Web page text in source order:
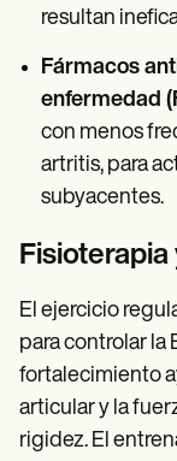
resultan
Fármacos
enfermedad
con menos
artritis, para
subyacentes.
El ejercicio
para controlar la
fortalecimiento
articular y la
rigidez. El